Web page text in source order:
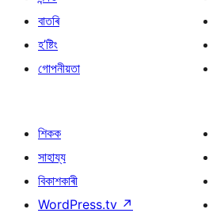
বাতৰি
হ’ষ্টিং
গোপনীয়তা
শিকক
সাহায্য
বিকাশকাৰী
WordPress.tv ↗